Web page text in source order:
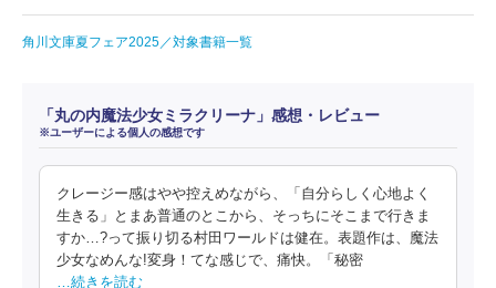
角川文庫夏フェア2025／対象書籍一覧
「丸の内魔法少女ミラクリーナ」感想・レビュー
※ユーザーによる個人の感想です
クレージー感はやや控えめながら、「自分らしく心地よく
生きる」とまあ普通のとこから、そっちにそこまで行きま
すか…?って振り切る村田ワールドは健在。表題作は、魔法
少女なめんな!変身！てな感じで、痛快。「秘密
…続きを読む